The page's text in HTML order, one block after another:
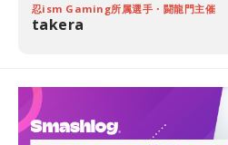
忍ism Gaming所属選手・闘龍門主催
takera